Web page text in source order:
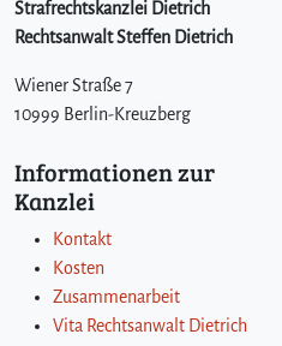
Strafrechtskanzlei Dietrich
Rechtsanwalt Steffen Dietrich
Wiener Straße 7
10999 Berlin-Kreuzberg
Informationen zur
Kanzlei
Kontakt
Kosten
Zusammenarbeit
Vita Rechtsanwalt Dietrich